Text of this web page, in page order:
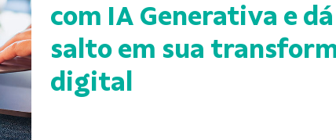
com IA Generativa e
salto em sua
digital